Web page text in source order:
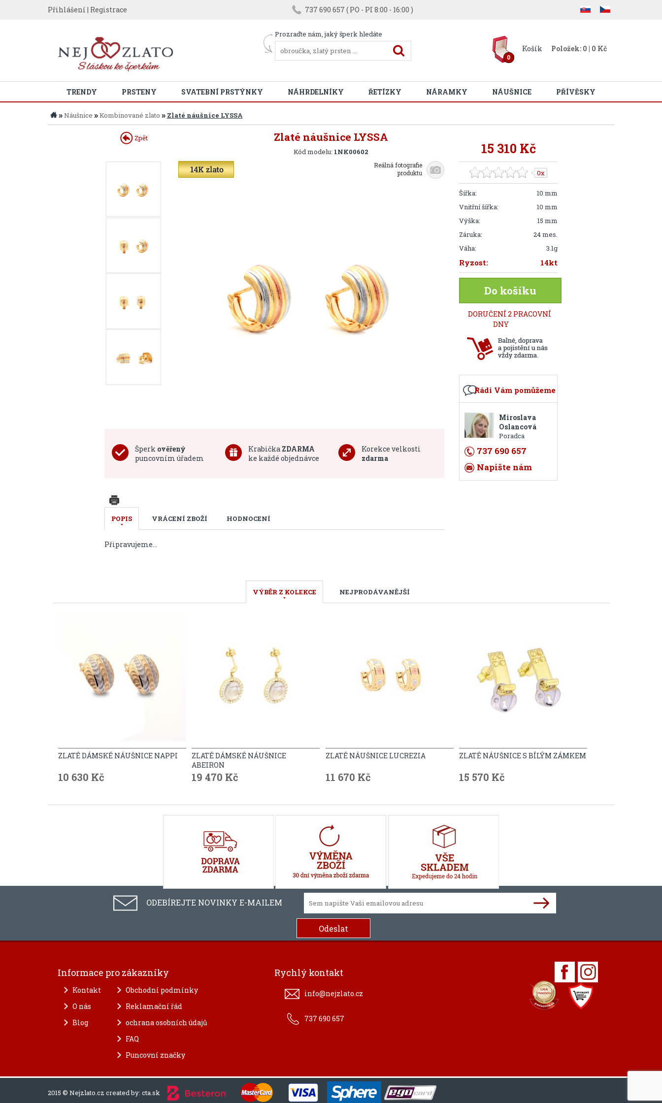
Přihlášení | Registrace 737 690 657 ( PO - PI 8:00 - 16:00 )
Prozraďte nám, jaký šperk hledáte
0
Košík Položek: 0 | 0 Kč
TRENDY PRSTENY SVATEBNÍ PRSTÝNKY NÁHRDELNÍKY ŘETÍZKY NÁRAMKY NÁUŠNICE PŘÍVĚSKY
»Náušnice »Kombinované zlato » Zlaté náušnice LYSSA
Zlaté náušnice LYSSA
Kód modelu: 1NK00602
Zpět
Reálná fotografie
produktu
Šperk ověřený
puncovním úřadem
Krabička ZDARMA
ke každé objednávce
Korekce velkosti
zdarma
POPIS VRÁCENÍ ZBOŽÍ HODNOCENÍ
Připravujeme...
15 310 Kč
0x
Šířka:
10 mm
Vnitřní šířka:
10 mm
Výška:
15 mm
Záruka:
24 mes.
Váha:
3.1g
Ryzost: 14kt
Do košíku
DORUČENÍ 2 PRACOVNÍ
DNY
Rádi Vám pomůžeme
Miroslava
Oslancová
Poradca
737 690 657
Napište nám
VÝBĚR Z KOLEKCE NEJPRODÁVANĚJŠÍ
ZLATÉ DÁMSKÉ NÁUŠNICE NAPPI
10 630 Kč
ZLATÉ DÁMSKÉ NÁUŠNICE
ABEIRON
19 470 Kč
ZLATÉ NÁUŠNICE LUCREZIA
11 670 Kč
ZLATÉ NÁUŠNICE S BÍLÝM ZÁMKEM
15 570 Kč
ODEBÍREJTE NOVINKY E-MAILEM
Informace pro zákazníky
Kontakt
O nás
Blog
Obchodní podmínky
Reklamační řád
ochrana osobních údajů
FAQ
Puncovní značky
Rychlý kontakt
info@nejzlato.cz
737 690 657
2015 © Nejzlato.cz created by: cta.sk